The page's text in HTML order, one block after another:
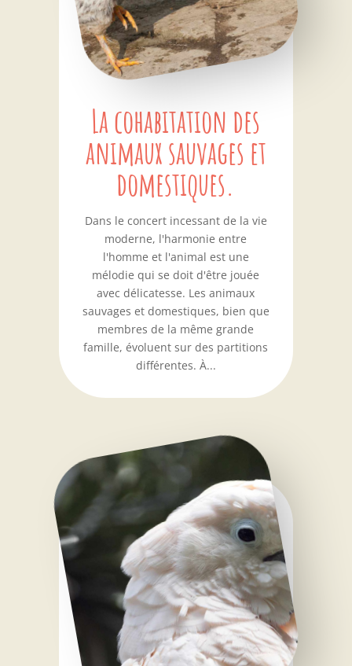
La cohabitation des
animaux sauvages et
domestiques.
Dans le concert incessant de la vie
moderne, l'harmonie entre
l'homme et l'animal est une
mélodie qui se doit d'être jouée
avec délicatesse. Les animaux
sauvages et domestiques, bien que
membres de la même grande
famille, évoluent sur des partitions
différentes. À...